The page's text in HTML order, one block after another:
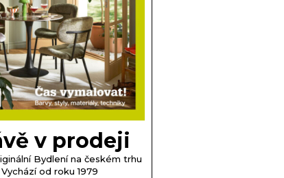
v prodeji
Bydlení na českém trhu
Vychází od roku 1979